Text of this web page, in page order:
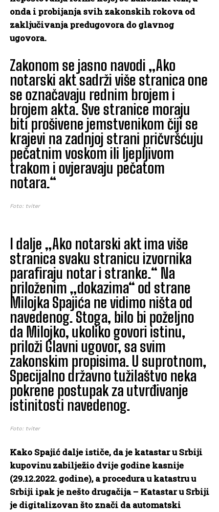
onda i probijanja svih zakonskih rokova od
zaključivanja predugovora do glavnog
ugovora.
Zakonom se jasno navodi „Ako
notarski akt sadrži više stranica one
se označavaju rednim brojem i
brojem akta. Sve stranice moraju
biti prošivene jemstvenikom čiji se
krajevi na zadnjoj strani pričvršćuju
pečatnim voskom ili ljepljivom
trakom i ovjeravaju pečatom
notara.“
Foto: tviter
I dalje „Ako notarski akt ima više
stranica svaku stranicu izvornika
parafiraju notar i stranke.“ Na
priloženim „dokazima“ od strane
Milojka Spajića ne vidimo ništa od
navedenog. Stoga, bilo bi poželjno
da Milojko, ukoliko govori istinu,
priloži Glavni ugovor, sa svim
zakonskim propisima. U suprotnom,
Specijalno državno tužilaštvo neka
pokrene postupak za utvrđivanje
istinitosti navedenog.
Foto: tviter
Kako Spajić dalje ističe, da je katastar u Srbiji
kupovinu zabilježio dvije godine kasnije
(29.12.2022. godine), a procedura u katastru u
Srbiji ipak je nešto drugačija – Katastar u Srbiji
je digitalizovan što znači da automatski